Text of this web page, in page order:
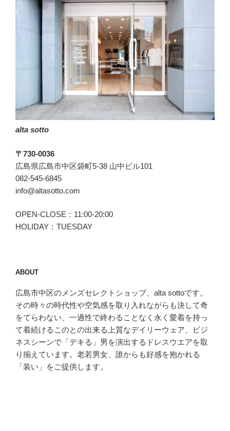
ア
モ)
荷
か
ヶ
月”
の
alta sotto
〒730-0036
広島県広島市中区袋町5-38 山中ビル101
082-545-6845
info@altasotto.com
OPEN-CLOSE：11:00-20:00
HOLIDAY：TUESDAY
ABOUT
広島市中区のメンズセレクトショップ、alta sottoです。
その時々の時代性や空気感を取り入れながらも決して奇
をてらわない、一過性で終わることなく永く愛着を持っ
て着続けるこのとの出来る上質なデイリーウェア、ビジ
ネスシーンで「デキる」男を演出するドレスウエアを取
り揃えています。老若男女、誰からも好感を抱かれる
「装い」をご提供します。